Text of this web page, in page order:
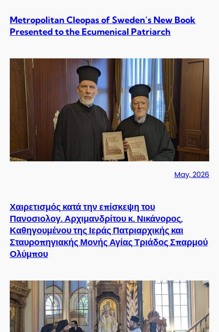
Metropolitan Cleopas of Sweden’s New Book
Presented to the Ecumenical Patriarch
May, 2026
Χαιρετισμός κατά την επίσκεψη του
Πανοσιολογ. Αρχιμανδρίτου κ. Νικάνορος,
Καθηγουμένου της Ιεράς Πατριαρχικής και
Σταυροπηγιακής Μονής Αγίας Τριάδος Σπαρμού
Ολύμπου